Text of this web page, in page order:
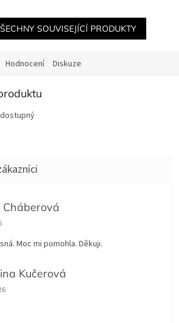
SOUVISEJÍCÍ PRODUKTY
Hodnocení Diskuze
Cháberová
obchodu je 5 z 5 hvězdiček.
Moc mi pomohla. Děkuji.
Kučerová
obchodu je 5 z 5 hvězdiček.